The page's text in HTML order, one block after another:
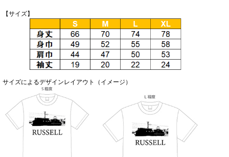
【サイズ】
サイズによるデザインレイアウト（イメージ）